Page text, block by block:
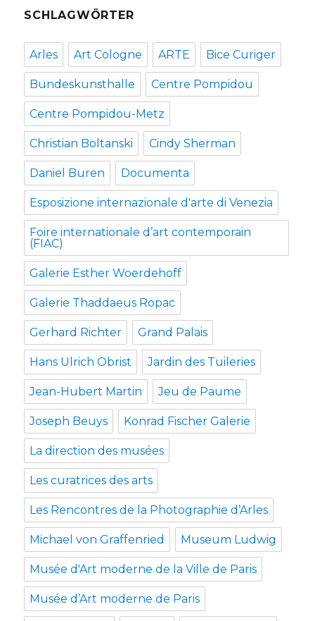
SCHLAGWÖRTER
Arles Art Cologne ARTE Bice Curiger
Bundeskunsthalle Centre Pompidou
Centre Pompidou-Metz
Christian Boltanski Cindy Sherman
Daniel Buren Documenta
Esposizione internazionale d'arte di Venezia
Foire internationale d’art contemporain
(FIAC)
Galerie Esther Woerdehoff
Galerie Thaddaeus Ropac
Gerhard Richter Grand Palais
Hans Ulrich Obrist Jardin des Tuileries
Jean-Hubert Martin Jeu de Paume
Joseph Beuys Konrad Fischer Galerie
La direction des musées
Les curatrices des arts
Les Rencontres de la Photographie d’Arles
Michael von Graffenried Museum Ludwig
Musée d'Art moderne de la Ville de Paris
Musée d’Art moderne de Paris